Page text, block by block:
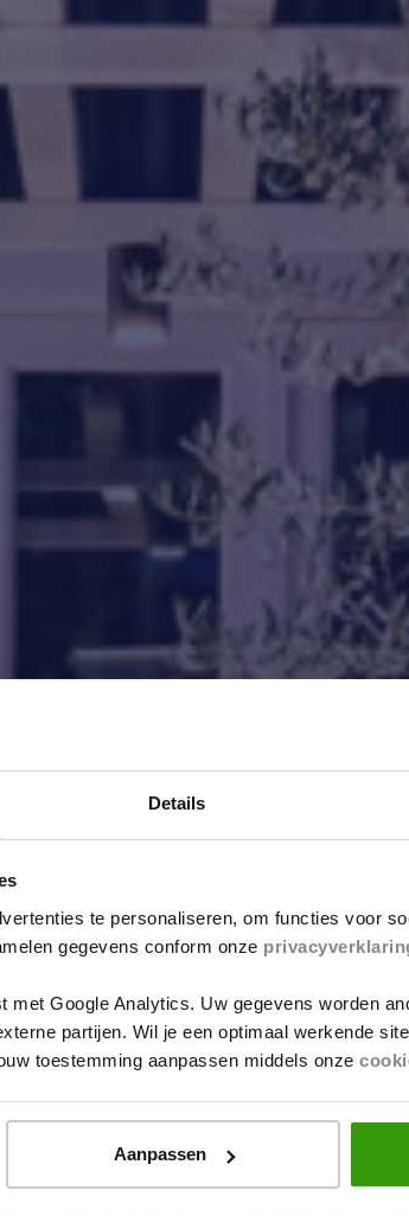
Details
te personaliseren, om functies voor
gegevens conform onze
met Google Analytics. Uw gegevens worden
partijen. Wil je een optimaal werkende
toestemming aanpassen middels onze
Aanpassen